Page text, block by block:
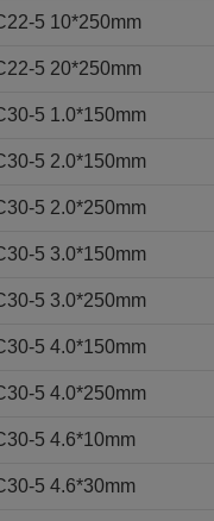
5 10*250mm
5 20*250mm
5 1.0*150mm
5 2.0*150mm
5 2.0*250mm
5 3.0*150mm
5 3.0*250mm
5 4.0*150mm
5 4.0*250mm
5 4.6*10mm
5 4.6*30mm